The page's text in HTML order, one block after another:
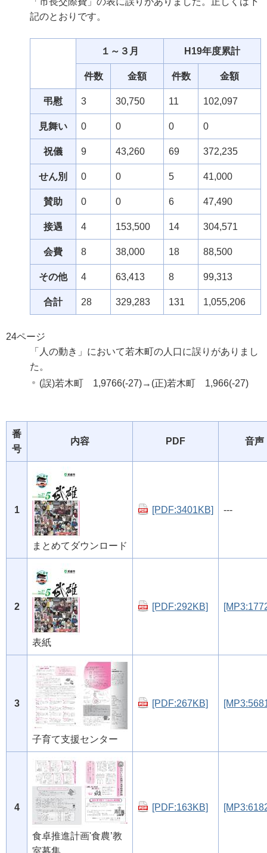
記のとおりです。
１～３月 H19年度累計
件数 金額 件数 金額
弔慰 3 30,750 11 102,097
見舞い 0 0 0 0
祝儀 9 43,260 69 372,235
せん別 0 0 5 41,000
賛助 0 0 6 47,490
接遇 4 153,500 14 304,571
会費 8 38,000 18 88,500
その他 4 63,413 8 99,313
合計 28 329,283 131 1,055,206
24ページ
「人の動き」において若木町の人口に誤りがありまし
た。
(誤)若木町 1,9766(-27)→(正)若木町 1,966(-27)
番
号
内容 PDF 音声
1
まとめてダウンロード
[PDF:3401KB] ---
2
表紙
[PDF:292KB]
3
子育て支援センター
[PDF:267KB]
4
食卓推進計画'食農’教
室募集
[PDF:163KB]